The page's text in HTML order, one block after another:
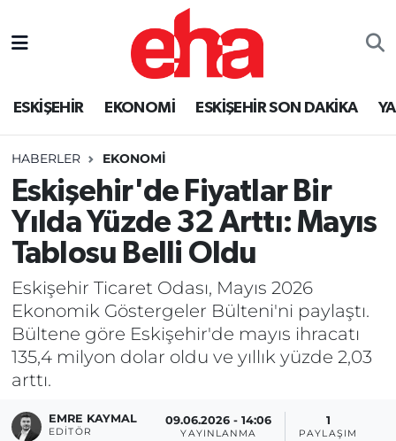
ESKİŞEHİR EKONOMİ ESKİŞEHİR SON DAKİKA
HABERLER EKONOMİ
Eskişehir'de Fiyatlar Bir
Yılda Yüzde 32 Arttı: Mayıs
Tablosu Belli Oldu
Eskişehir Ticaret Odası, Mayıs 2026
Ekonomik Göstergeler Bülteni'ni paylaştı.
Bültene göre Eskişehir'de mayıs ihracatı
135,4 milyon dolar oldu ve yıllık yüzde 2,03
arttı.
EMRE KAYMAL
EDITÖR
09.06.2026 - 14:06
YAYINLANMA
1
PAYLAŞIM